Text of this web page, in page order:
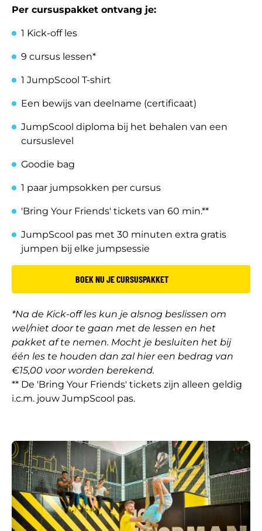
Per cursuspakket ontvang je:
1 Kick-off les
9 cursus lessen*
1 JumpScool T-shirt
Een bewijs van deelname (certificaat)
JumpScool diploma bij het behalen van een
cursuslevel
Goodie bag
1 paar jumpsokken per cursus
'Bring Your Friends' tickets van 60 min.**
JumpScool pas met 30 minuten extra gratis
jumpen bij elke jumpsessie
BOEK NU JE CURSUSPAKKET
*Na de Kick-off les kun je alsnog beslissen om
wel/niet door te gaan met de lessen en het
pakket af te nemen. Mocht je besluiten het bij
één les te houden dan zal hier een bedrag van
€15,00 voor worden berekend.
** De 'Bring Your Friends' tickets zijn alleen geldig
i.c.m. jouw JumpScool pas.